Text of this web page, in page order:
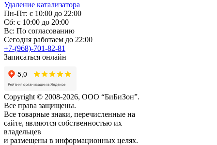
Удаление катализатора
Пн-Пт: с 10:00 до 22:00
Сб: с 10:00 до 20:00
Вс: По согласованию
Сегодня работаем до 22:00
+7-(968)-701-82-81
Записаться онлайн
Copyright © 2008-2026, ООО “БиБиЗон”.
Все права защищены.
Все товарные знаки, перечисленные на
сайте, являются собственностью их
владельцев
и размещены в информационных целях.